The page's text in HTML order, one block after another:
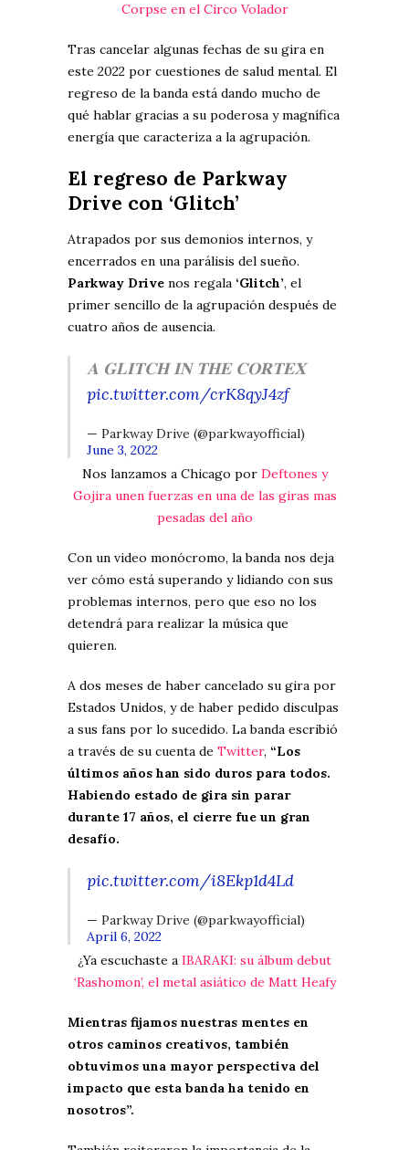
Corpse en el Circo Volador
Tras cancelar algunas fechas de su gira en
este 2022 por cuestiones de salud mental. El
regreso de la banda está dando mucho de
qué hablar gracias a su poderosa y magnífica
energía que caracteriza a la agrupación.
El regreso de Parkway
Drive con ‘Glitch’
Atrapados por sus demonios internos, y
encerrados en una parálisis del sueño.
Parkway Drive nos regala ‘Glitch’, el
primer sencillo de la agrupación después de
cuatro años de ausencia.
𝐀 𝐆𝐋𝐈𝐓𝐂𝐇 𝐈𝐍 𝐓𝐇𝐄 𝐂𝐎𝐑𝐓𝐄𝐗
pic.twitter.com/crK8qyJ4zf
— Parkway Drive (@parkwayofficial)
June 3, 2022
Nos lanzamos a Chicago por Deftones y
Gojira unen fuerzas en una de las giras mas
pesadas del año
Con un video monócromo, la banda nos deja
ver cómo está superando y lidiando con sus
problemas internos, pero que eso no los
detendrá para realizar la música que
quieren.
A dos meses de haber cancelado su gira por
Estados Unidos, y de haber pedido disculpas
a sus fans por lo sucedido. La banda escribió
a través de su cuenta de Twitter, “Los
últimos años han sido duros para todos.
Habiendo estado de gira sin parar
durante 17 años, el cierre fue un gran
desafío.
pic.twitter.com/i8Ekp1d4Ld
— Parkway Drive (@parkwayofficial)
April 6, 2022
¿Ya escuchaste a IBARAKI: su álbum debut
‘Rashomon’, el metal asiático de Matt Heafy
Mientras fijamos nuestras mentes en
otros caminos creativos, también
obtuvimos una mayor perspectiva del
impacto que esta banda ha tenido en
nosotros”.